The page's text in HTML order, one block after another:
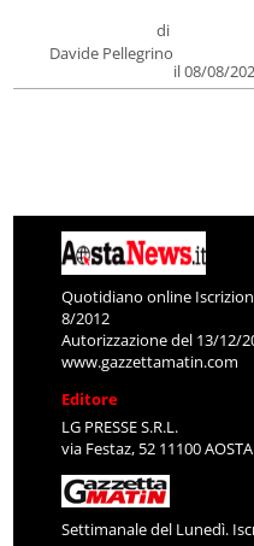
di
Davide Pellegrino
il 08/08/
Quotidiano online
8/2012
Autorizzazione del 13/12/
www.gazzettamatin.com
Editore
LG PRESSE S.R.L.
via Festaz, 52 11100 AOSTA
Settimanale del Lunedì.